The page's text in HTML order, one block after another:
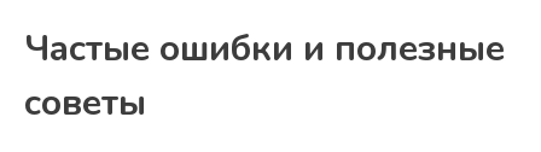
Частые ошибки и полезные
советы